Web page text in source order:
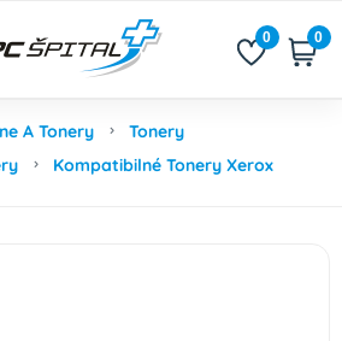
0 0
A Tonery
Tonery
Kompatibilné Tonery Xerox